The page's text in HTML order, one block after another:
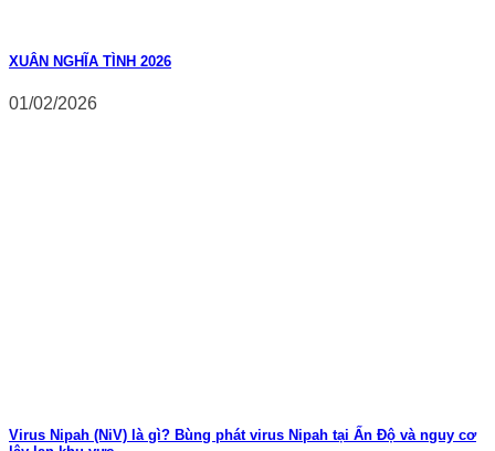
XUÂN NGHĨA TÌNH 2026
01/02/2026
Virus Nipah (NiV) là gì? Bùng phát virus Nipah tại Ấn Độ và nguy cơ